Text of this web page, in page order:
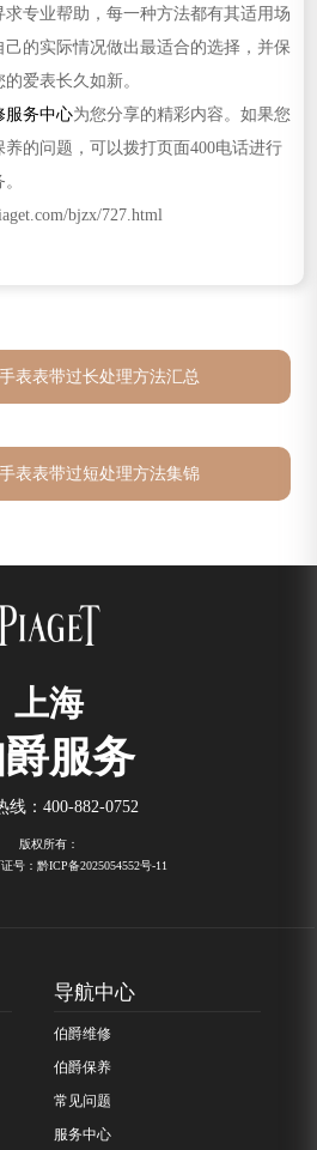
专业帮助，每一种方法都有其适用场
的实际情况做出最适合的选择，并保
爱表长久如新。
服务中心为您分享的精彩内容。如果您
的问题，可以拨打页面400电话进行
bjzx/727.html
表表带过长处理方法汇总
表表带过短处理方法集锦
上海
服务
线： 400-882-0752
版权所有：
号：黔ICP备2025054552号-11
导航中心
伯爵维修
伯爵保养
常见问题
服务中心